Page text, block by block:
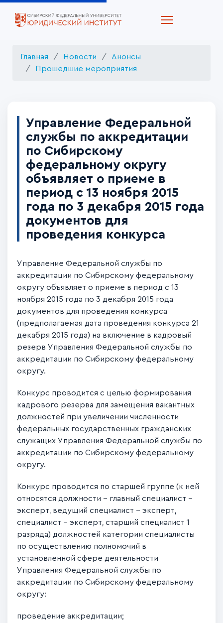
Главная Новости
Анонсы
Прошедшие мероприятия
Управление Федеральной
службы по аккредитации
по Сибирскому
федеральному округу
объявляет о приеме в
период с 13 ноября 2015
года по 3 декабря 2015 года
документов для
проведения конкурса
Управление Федеральной службы по
аккредитации по Сибирскому федеральному
округу объявляет о приеме в период с 13
ноября 2015 года по 3 декабря 2015 года
документов для проведения конкурса
(предполагаемая дата проведения конкурса 21
декабря 2015 года) на включение в кадровый
резерв Управления Федеральной службы по
аккредитации по Сибирскому федеральному
округу.
Конкурс проводится с целью формирования
кадрового резерва для замещения вакантных
должностей при увеличении численности
федеральных государственных гражданских
служащих Управления Федеральной службы по
аккредитации по Сибирскому федеральному
округу.
Конкурс проводится по старшей группе (к ней
относятся должности - главный специалист –
эксперт, ведущий специалист – эксперт,
специалист – эксперт, старший специалист 1
разряда) должностей категории специалисты
по осуществлению полномочий в
установленной сфере деятельности
Управления Федеральной службы по
аккредитации по Сибирскому федеральному
округу:
проведение аккредитации;